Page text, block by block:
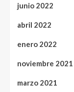
junio 2022
abril 2022
enero 2022
noviembre 2021
marzo 2021